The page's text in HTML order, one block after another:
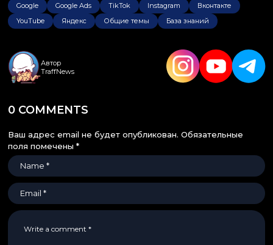
Google
Google Ads TikTok Instagram
Вконтакте
YouTube
Яндекс Общие темы База знаний
Автор
TraffNews
0 COMMENTS
Ваш адрес email не будет опубликован. Обязательные
поля помечены *